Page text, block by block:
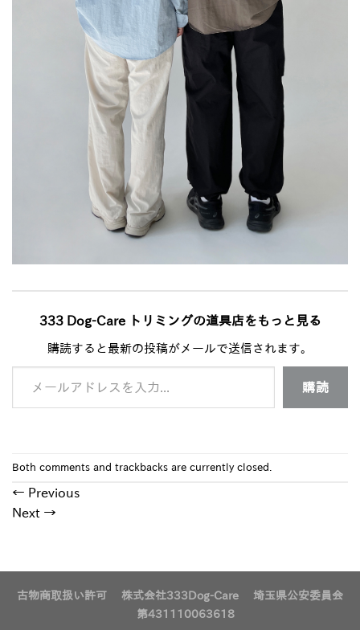
333 Dog-Care トリミングの道具店をもっと見る
購読すると最新の投稿がメールで送信されます。
メールアドレスを入力...
購読
Both comments and trackbacks are currently closed.
← Previous
Next →
古物商取扱い許可 株式会社333Dog-Care 埼玉県公安委員会
第431110063618